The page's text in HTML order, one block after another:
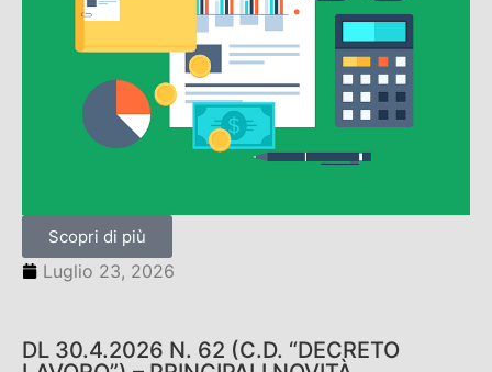
Scopri di più
Luglio 23, 2026
DL 30.4.2026 N. 62 (C.D. “DECRETO